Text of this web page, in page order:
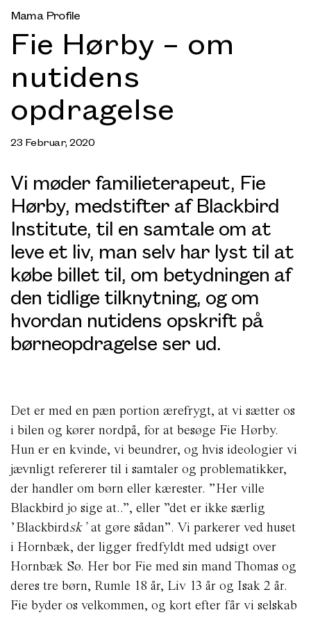
Mama Profile
Fie Hørby – om
nutidens
opdragelse
23 Februar, 2020
Vi møder familieterapeut, Fie
Hørby, medstifter af Blackbird
Institute, til en samtale om at
leve et liv, man selv har lyst til at
købe billet til, om betydningen af
den tidlige tilknytning, og om
hvordan nutidens opskrift på
børneopdragelse ser ud.
Det er med en pæn portion ærefrygt, at vi sætter os
i bilen og kører nordpå, for at besøge Fie Hørby.
Hun er en kvinde, vi beundrer, og hvis ideologier vi
jævnligt refererer til i samtaler og problematikker,
der handler om børn eller kærester. ”Her ville
Blackbird jo sige at..”, eller ”det er ikke særlig
’Blackbirdsk’at gøre sådan”. Vi parkerer ved huset
i Hornbæk, der ligger fredfyldt med udsigt over
Hornbæk Sø. Her bor Fie med sin mand Thomas og
deres tre børn, Rumle 18 år, Liv 13 år og Isak 2 år.
Fie byder os velkommen, og kort efter får vi selskab